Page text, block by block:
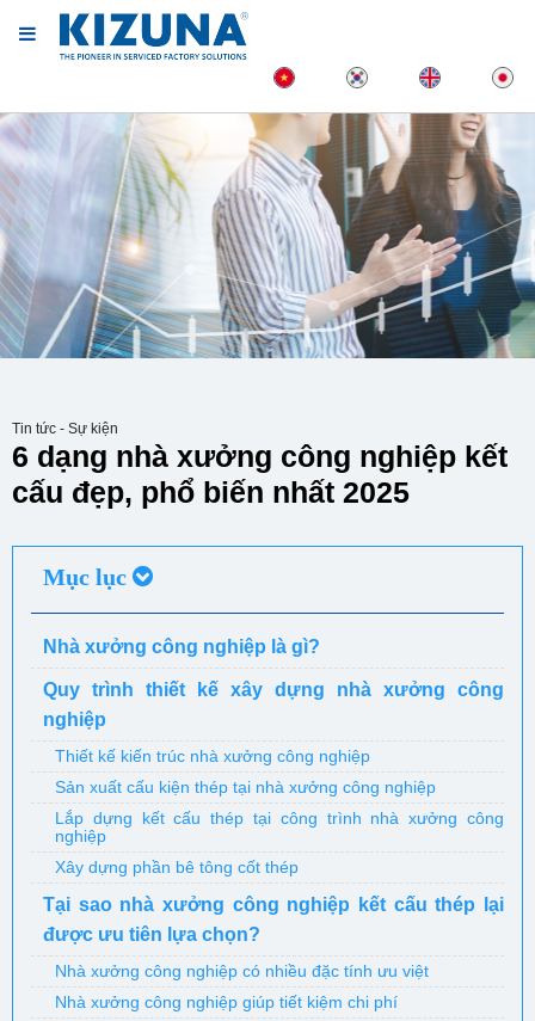
Tin tức - Sự kiện
6 dạng nhà xưởng công nghiệp kết
cấu đẹp, phổ biến nhất 2025
Mục lục
Nhà xưởng công nghiệp là gì?
Quy trình thiết kế xây dựng nhà xưởng công
nghiệp
Thiết kế kiến trúc nhà xưởng công nghiệp
Sản xuất cấu kiện thép tại nhà xưởng công nghiệp
Lắp dựng kết cấu thép tại công trình nhà xưởng công
nghiệp
Xây dựng phần bê tông cốt thép
Tại sao nhà xưởng công nghiệp kết cấu thép lại
được ưu tiên lựa chọn?
Nhà xưởng công nghiệp có nhiều đặc tính ưu việt
Nhà xưởng công nghiệp giúp tiết kiệm chi phí